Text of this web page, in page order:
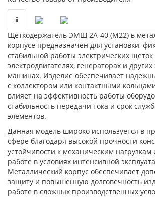
Щеткодержатель ЭМЩ 2А-40 (М22) в
корпусе предназначен для установки,
стабильной работы электрических щеток
электродвигателях, генераторах и
машинах. Изделие обеспечивает
с коллектором или контактными
влияет на эффективность работы
стабильность передачи тока и срок
элементов.
Данная модель широко используется в
сфере благодаря высокой прочности
устойчивости к механическим
работе в условиях интенсивной
Металлический корпус обеспечивает
защиту и повышенную долговечность
работе в сложных производственных